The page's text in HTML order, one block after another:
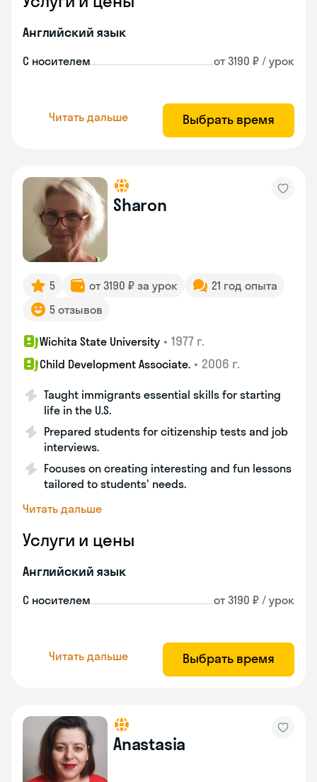
Английский язык
С носителем от 3190 ₽ / урок
Читать дальше Выбрать время
Sharon
5 от 3190 ₽ за урок
21 год опыта
5 отзывов
Wichita State University • 1977 г.
Child Development Associate. • 2006 г.
Taught immigrants essential skills for starting
life in the U.S.
Prepared students for citizenship tests and job
interviews.
Focuses on creating interesting and fun lessons
tailored to students' needs.
Читать дальше
Услуги и цены
Английский язык
С носителем от 3190 ₽ / урок
Читать дальше Выбрать время
Anastasia